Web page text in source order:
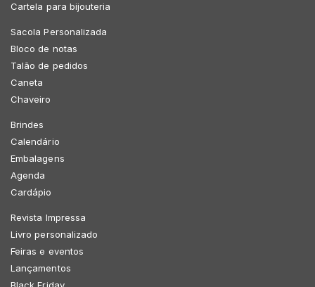
Cartela para bijouteria
Sacola Personalizada
Bloco de notas
Talão de pedidos
Caneta
Chaveiro
Brindes
Calendário
Embalagens
Agenda
Cardápio
Revista Impressa
Livro personalizado
Feiras e eventos
Lançamentos
Black Friday